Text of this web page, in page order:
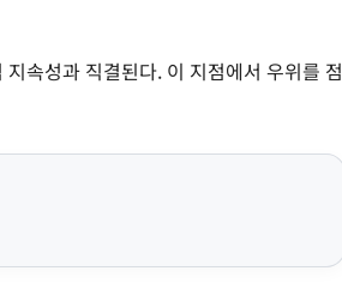
속성과 직결된다. 이 지점에서 우위를 점